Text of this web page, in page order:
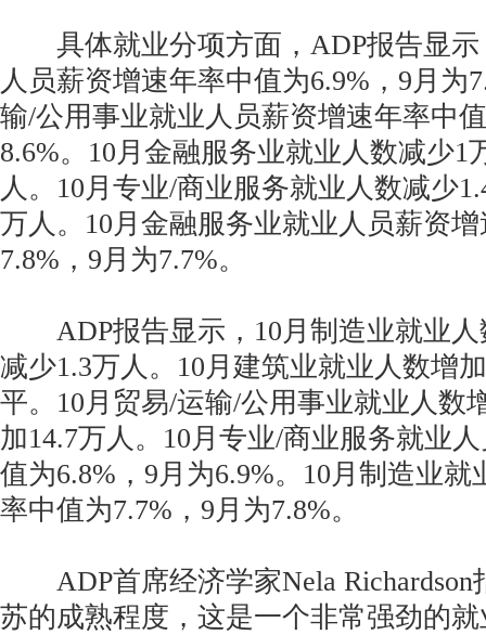
具体就业分项方面，ADP报告显示
人员薪资增速年率中值为6.9%，9月为
输/公用事业就业人员薪资增速年率中
8.6%。10月金融服务业就业人数减少1
人。10月专业/商业服务就业人数减少
万人。10月金融服务业就业人员薪资
7.8%，9月为7.7%。
ADP报告显示，10月制造业就业人
减少1.3万人。10月建筑业就业人数增
平。10月贸易/运输/公用事业就业人数
加14.7万人。10月专业/商业服务就业
值为6.8%，9月为6.9%。10月制造业
率中值为7.7%，9月为7.8%。
ADP首席经济学家Nela Richardson
苏的成熟程度，这是一个非常强劲的